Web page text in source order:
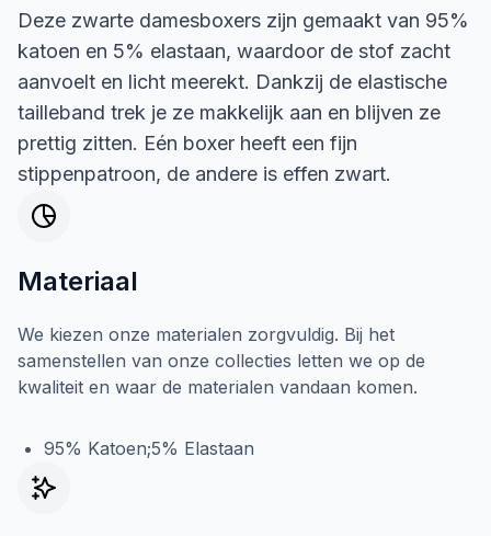
Deze zwarte damesboxers zijn gemaakt van 95%
katoen en 5% elastaan, waardoor de stof zacht
aanvoelt en licht meerekt. Dankzij de elastische
tailleband trek je ze makkelijk aan en blijven ze
prettig zitten. Eén boxer heeft een fijn
stippenpatroon, de andere is effen zwart.
Materiaal
We kiezen onze materialen zorgvuldig. Bij het
samenstellen van onze collecties letten we op de
kwaliteit en waar de materialen vandaan komen.
95% Katoen;5% Elastaan